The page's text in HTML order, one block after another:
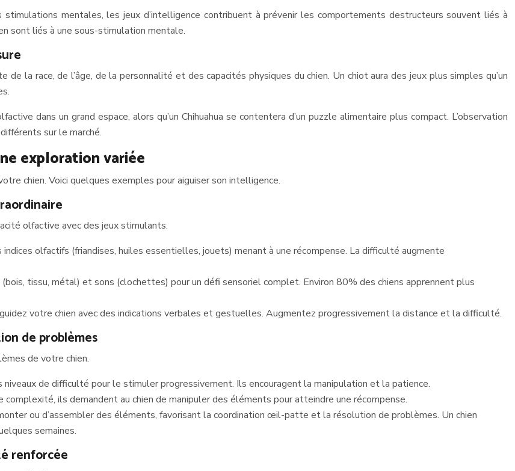
stimulations mentales, les jeux d’intelligence contribuent à prévenir les comportements destructeurs souvent liés à
sont liés à une sous-stimulation mentale.
la race, de l’âge, de la personnalité et des capacités physiques du chien. Un chiot aura des jeux plus simples qu’un
dans un grand espace, alors qu’un Chihuahua se contentera d’un puzzle alimentaire plus compact. L’observation
sur le marché.
exploration variée
chien. Voici quelques exemples pour aiguiser son intelligence.
olfactive avec des jeux stimulants.
olfactifs (friandises, huiles essentielles, jouets) menant à une récompense. La difficulté augmente
tissu, métal) et sons (clochettes) pour un défi sensoriel complet. Environ 80% des chiens apprennent plus
votre chien avec des indications verbales et gestuelles. Augmentez progressivement la distance et la difficulté.
de problèmes
de votre chien.
niveaux de difficulté pour le stimuler progressivement. Ils encouragent la manipulation et la patience.
ils demandent au chien de manipuler des éléments pour atteindre une récompense.
ou d’assembler des éléments, favorisant la coordination œil-patte et la résolution de problèmes. Un chien
semaines.
renforcée